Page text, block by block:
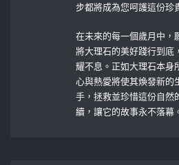
步都將成為您呵護這份珍
在未來的每一個歲月中，
將大理石的美好踐行到底
耀不息。正如大理石本身
心與熱愛將使其煥發新的
手，拯救並珍惜這份自然
續，讓它的故事永不落幕